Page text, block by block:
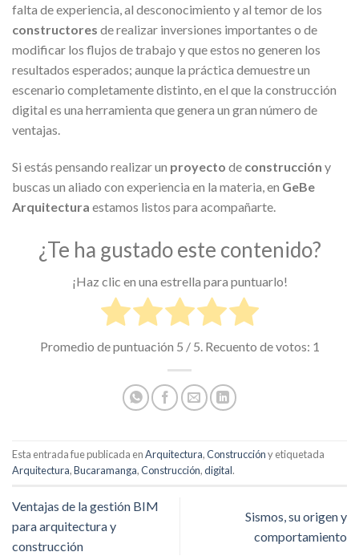
falta de experiencia, al desconocimiento y al temor de los
constructores de realizar inversiones importantes o de
modificar los flujos de trabajo y que estos no generen los
resultados esperados; aunque la práctica demuestre un
escenario completamente distinto, en el que la construcción
digital es una herramienta que genera un gran número de
ventajas.
Si estás pensando realizar un proyecto de construcción y
buscas un aliado con experiencia en la materia, en GeBe
Arquitectura estamos listos para acompañarte.
¿Te ha gustado este contenido?
¡Haz clic en una estrella para puntuarlo!
Promedio de puntuación 5 / 5. Recuento de votos: 1
Esta entrada fue publicada enArquitectura,Construccióny etiquetada
Arquitectura,Bucaramanga,Construcción,digital.
Ventajas de la gestión BIM
para arquitectura y
construcción
Sismos, su origen y
comportamiento